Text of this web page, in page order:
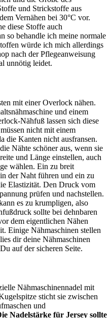
und Strickstoffe aus
Vernähen bei 30°C vor.
diese Stoffe auch
so behandle ich meine normale
würde ich mich allerdings
nach der Pflegeanweisung
unnötig leidet.
mit einer Overlock nähen.
und einem
Nähfuß lassen sich diese
nicht mit einem
die Kanten nicht ausfransen.
Nähte schöner aus, wenn sie
und Länge einstellen, auch
wählen. Ein zu breit
der Naht führen und ein zu
Elastizität. Den Druck vom
prüfen und nachstellen.
es zu krumpligen, also
sollte bei dehnbaren
dem eigentlichen Nähen
Einige Nähmaschinen stellen
dir deine Nähmaschinen
auf der sicheren Seite.
Nähmaschinennadel mit
sticht sie zwischen
und
Nadelstärke für Jersey sollte